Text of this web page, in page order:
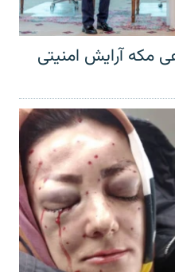
مکه آرایش امنیتی